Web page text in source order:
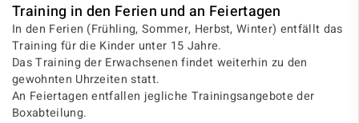
Training in den Ferien und an Feiertagen
In den Ferien (Frühling, Sommer, Herbst, Winter) entfällt das
Training für die Kinder unter 15 Jahre.
Das Training der Erwachsenen findet weiterhin zu den
gewohnten Uhrzeiten statt.
An Feiertagen entfallen jegliche Trainingsangebote der
Boxabteilung.